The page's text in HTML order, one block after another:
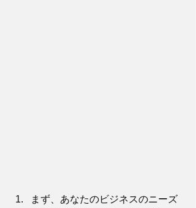
まず、あなたのビジネスのニーズ